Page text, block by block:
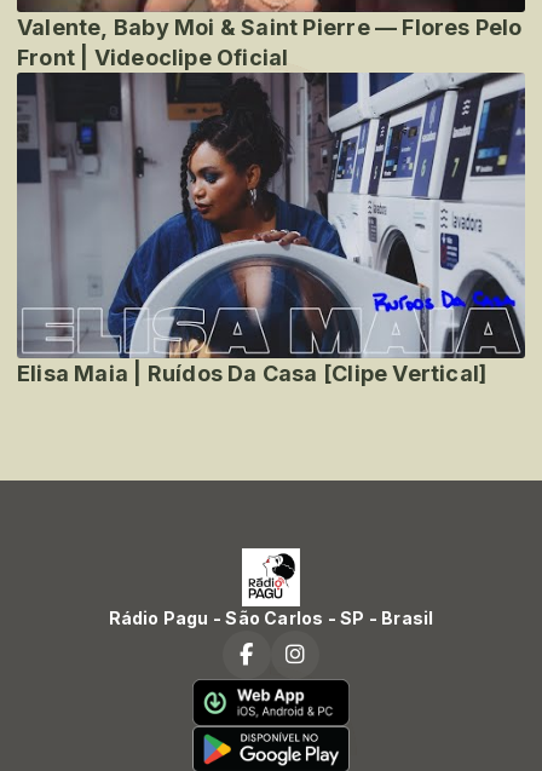
Valente, Baby Moi & Saint Pierre — Flores Pelo
Front | Videoclipe Oficial
Elisa Maia | Ruídos Da Casa [Clipe Vertical]
Rádio Pagu - São Carlos - SP - Brasil